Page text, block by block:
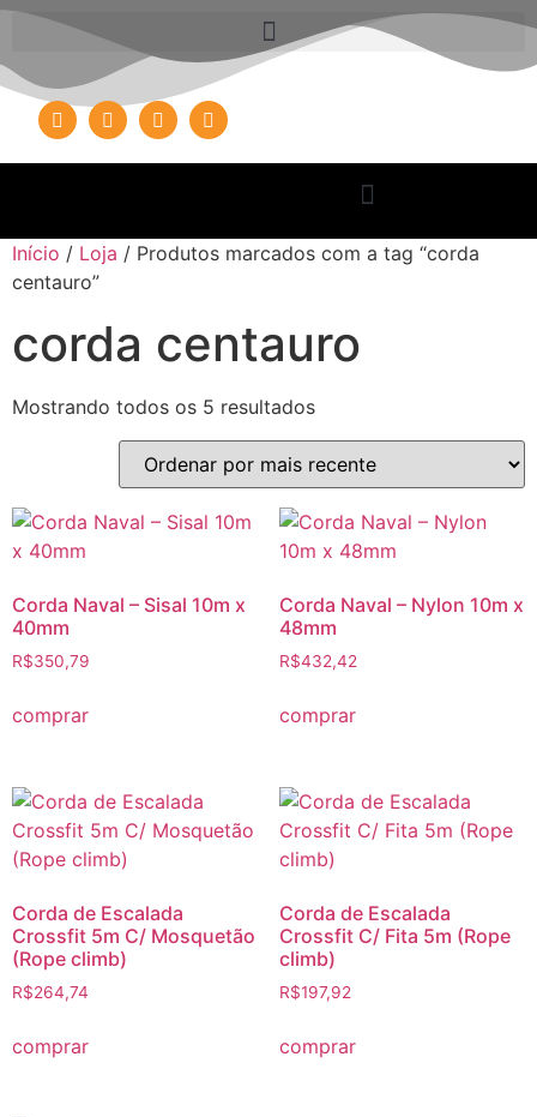
Início / Loja / Produtos marcados com a tag “corda
centauro”
corda centauro
Mostrando todos os 5 resultados
Corda Naval – Sisal 10m x
40mm
R$350,79
comprar
Corda Naval – Nylon 10m x
48mm
R$432,42
comprar
Corda de Escalada
Crossfit 5m C/ Mosquetão
(Rope climb)
R$264,74
comprar
Corda de Escalada
Crossfit C/ Fita 5m (Rope
climb)
R$197,92
comprar